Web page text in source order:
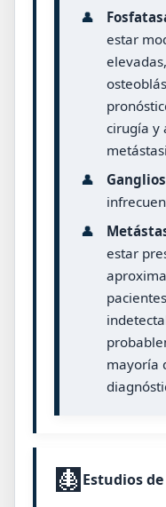
👤
estar
cirugía y
👤
👤
estar
mayoría
🩻Estudios